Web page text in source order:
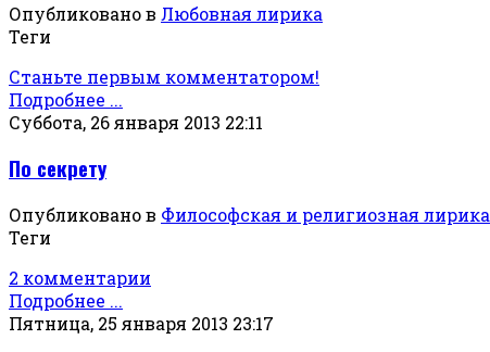
Опубликовано в Любовная лирика
Теги
Станьте первым комментатором!
Подробнее ...
Суббота, 26 января 2013 22:11
По секрету
Опубликовано в Философская и религиозная лирика
Теги
2 комментарии
Подробнее ...
Пятница, 25 января 2013 23:17